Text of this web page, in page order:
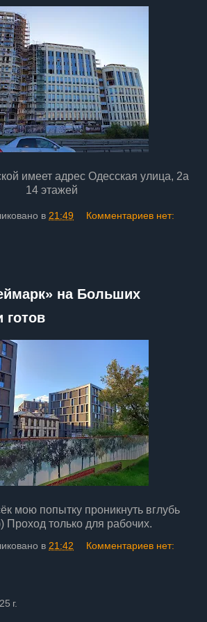
имеет адрес Одесская улица, 2а
14 этажей
в 21:49 Комментариев нет:
на Больших
готов
мою попытку проникнуть вглубь
Проход только для рабочих.
в 21:42 Комментариев нет:
г.